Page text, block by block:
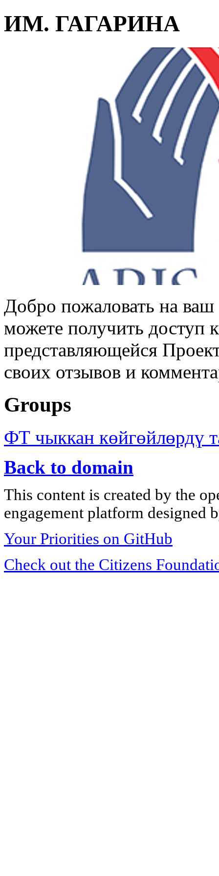
ИМ. ГАГАРИНА
Добро пожаловать на
можете получить доступ
представляющейся
своих отзывов и
Groups
ФТ чыккан көйгөйлөрдү
Back to domain
This content is created by the
engagement platform designed
Your Priorities on GitHub
Check out the Citizens